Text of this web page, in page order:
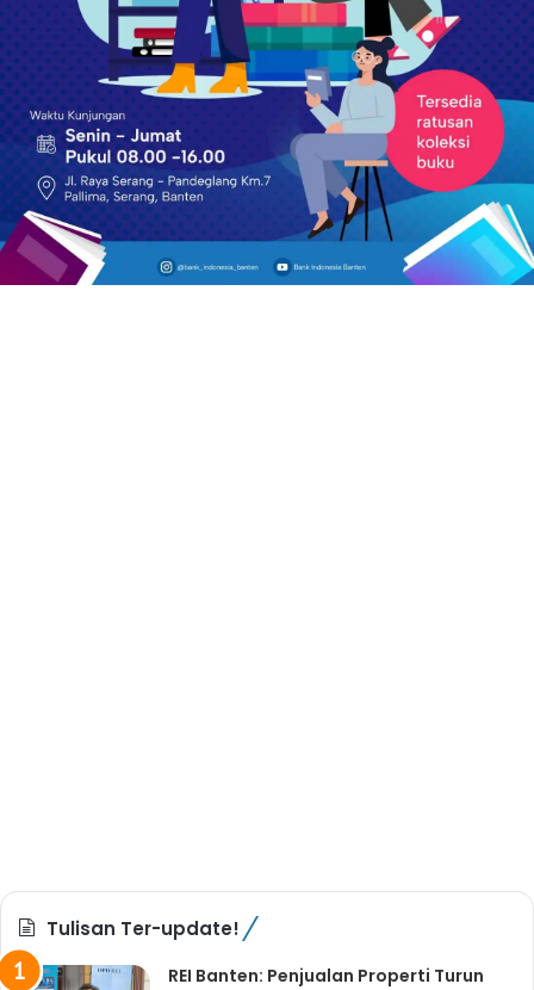
Tulisan Ter-update!
REI Banten: Penjualan Properti Turun